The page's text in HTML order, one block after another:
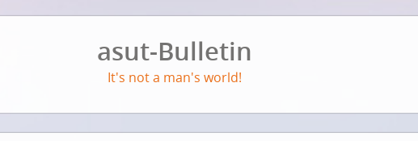
asut-Bulletin
It's not a man's world!